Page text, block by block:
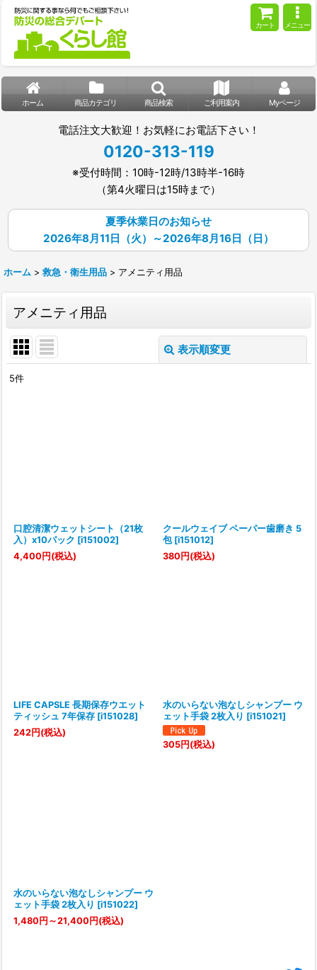
カート メニュー
ホーム 商品カテゴリ 商品検索 ご利用案内 Myページ
電話注文大歓迎！お気軽にお電話下さい！
0120-313-119
※受付時間：10時-12時/13時半-16時
（第4火曜日は15時まで）
夏季休業日のお知らせ
2026年8月11日（火）～2026年8月16日（日）
ホーム > 救急・衛生用品 > アメニティ用品
アメニティ用品
表示順変更
5件
口腔清潔ウェットシート（21枚
入）x10パック [i151002]
4,400円 (税込)
クールウェイブ ペーパー歯磨き 5
包 [i151012]
380円 (税込)
LIFE CAPSLE 長期保存ウエット
ティッシュ 7年保存 [i151028]
242円 (税込)
水のいらない泡なしシャンプー ウ
ェット手袋 2枚入り [i151021]
305円 (税込)
水のいらない泡なしシャンプー ウ
ェット手袋 2枚入り [i151022]
1,480円 ～21,400円 (税込)